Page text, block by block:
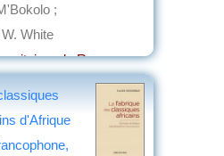
;
White
de Rennes,
d'Afrique